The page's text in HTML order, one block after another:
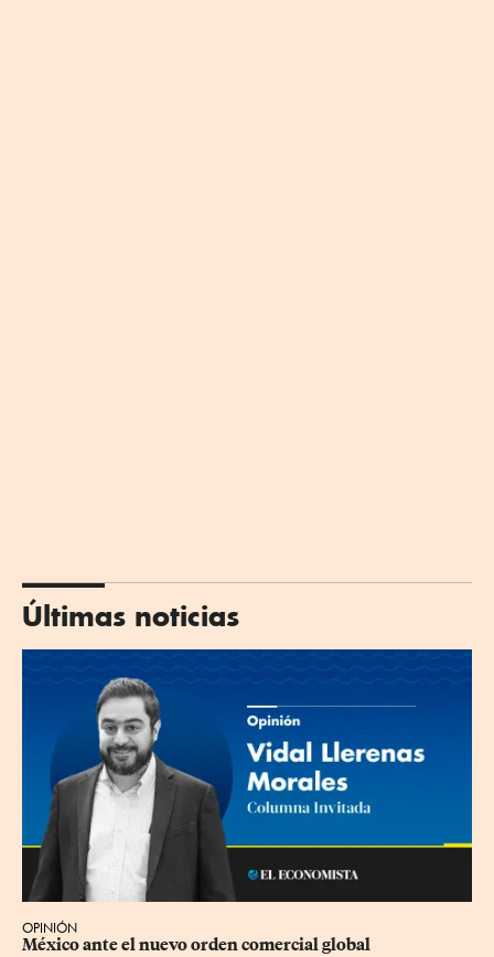
Últimas noticias
OPINIÓN
México ante el nuevo orden comercial global